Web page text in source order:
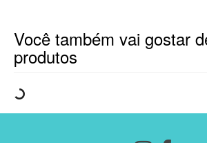
Você também vai gostar
produtos